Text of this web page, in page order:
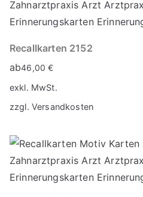
Recallkarten 2152
ab46,00€
exkl. MwSt.
zzgl. Versandkosten